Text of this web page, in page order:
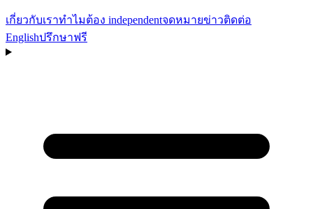
เกี่ยวกับเราทำไมต้อง independentจดหมายข่าวติดต่อ
Englishปรึกษาฟรี